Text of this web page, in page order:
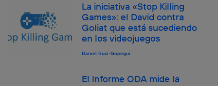
La iniciativa «Stop Killing
Games»: el David contra
Goliat que está sucediendo
en los videojuegos
Daniel Ruiz-Gopegui
El Informe ODA mide la